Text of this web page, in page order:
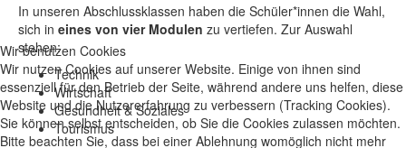
In unseren Abschlussklassen haben die Schüler*innen die Wahl,
sich in eines von vier Modulen zu vertiefen. Zur Auswahl
stehen:
Technik
Wirtschaft
Gesundheit & Soziales
Tourismus
Wir benutzen Cookies
Wir nutzen Cookies auf unserer Website. Einige von ihnen sind
essenziell für den Betrieb der Seite, während andere uns helfen, diese
Website und die Nutzererfahrung zu verbessern (Tracking Cookies).
Sie können selbst entscheiden, ob Sie die Cookies zulassen möchten.
Bitte beachten Sie, dass bei einer Ablehnung womöglich nicht mehr